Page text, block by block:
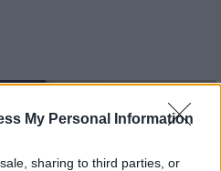
My Personal Information
sharing to third parties, or